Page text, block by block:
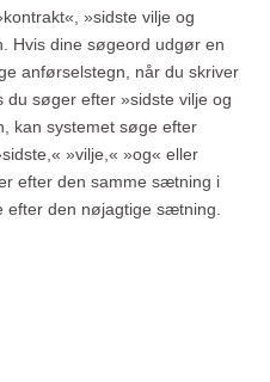
»sidste vilje og
Hvis dine søgeord udgør en
anførselstegn, når du skriver
søger efter »sidste vilje og
kan systemet søge efter
»vilje,« »og« eller
efter den samme sætning i
efter den nøjagtige sætning.